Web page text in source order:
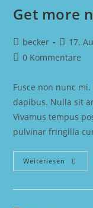
Get more
Beitrags-
Autor:
becker
Beitrag
17.
Beitrags-
0 Kommentare
Fusce non nunc
dapibus. Nulla sit
Vivamus tempus
pulvinar fringilla
Weiterlesen Get
More